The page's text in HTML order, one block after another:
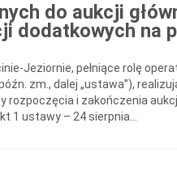
do aukcji
dodatkowych na
Jeziornie, pełniące rolę
zm., dalej „ustawa”),
rozpoczęcia i zakończenia
1 ustawy – 24 sierpnia...